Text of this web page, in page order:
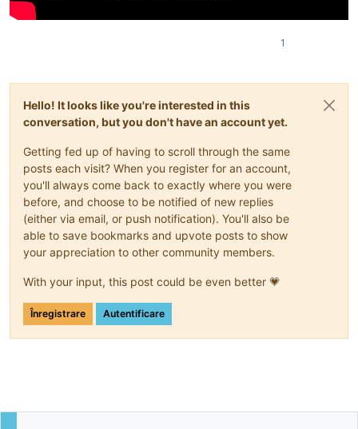
1
Hello! It looks like you're interested in this
conversation, but you don't have an account yet.
Getting fed up of having to scroll through the same
posts each visit? When you register for an account,
you'll always come back to exactly where you were
before, and choose to be notified of new replies
(either via email, or push notification). You'll also be
able to save bookmarks and upvote posts to show
your appreciation to other community members.
With your input, this post could be even better 💗
Înregistrare Autentificare